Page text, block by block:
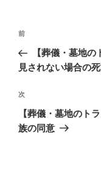
投
ナ
ゲ
ー
シ
過
去
の
稿
前
【葬儀・墓地
見されない場合の
次
の
投
次
【葬儀・墓地のト
族の同意